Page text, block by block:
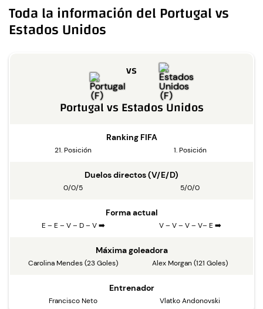
Toda la información del Portugal vs
Estados Unidos
vs
PortugalvsEstados Unidos
Ranking FIFA
21. Posición 1. Posición
Duelos directos (V/E/D)
0/0/5 5/0/0
Forma actual
E – E – V – D – V ➡️ V – V – V – V– E ➡️
Máxima goleadora
Carolina Mendes (23 Goles) Alex Morgan (121 Goles)
Entrenador
Francisco Neto Vlatko Andonovski